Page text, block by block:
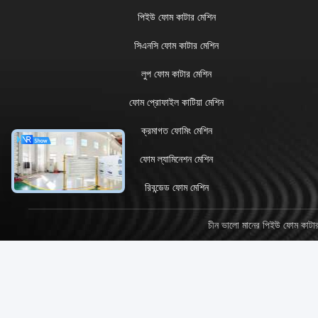
পিইউ ফোম কাটার মেশিন
সিএনসি ফোম কাটার মেশিন
লুপ ফোম কাটার মেশিন
ফোম প্রোফাইল কাটিয়া মেশিন
ক্রমাগত ফোমিং মেশিন
ফোম ল্যামিনেশন মেশিন
রিবন্ডেড ফোম মেশিন
চীন ভালো মানের পিইউ ফোম